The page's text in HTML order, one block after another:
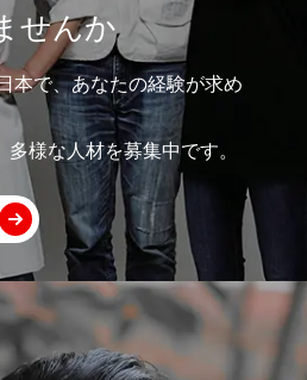
せんか
本で、あなたの経験が求め
様な人材を募集中です。